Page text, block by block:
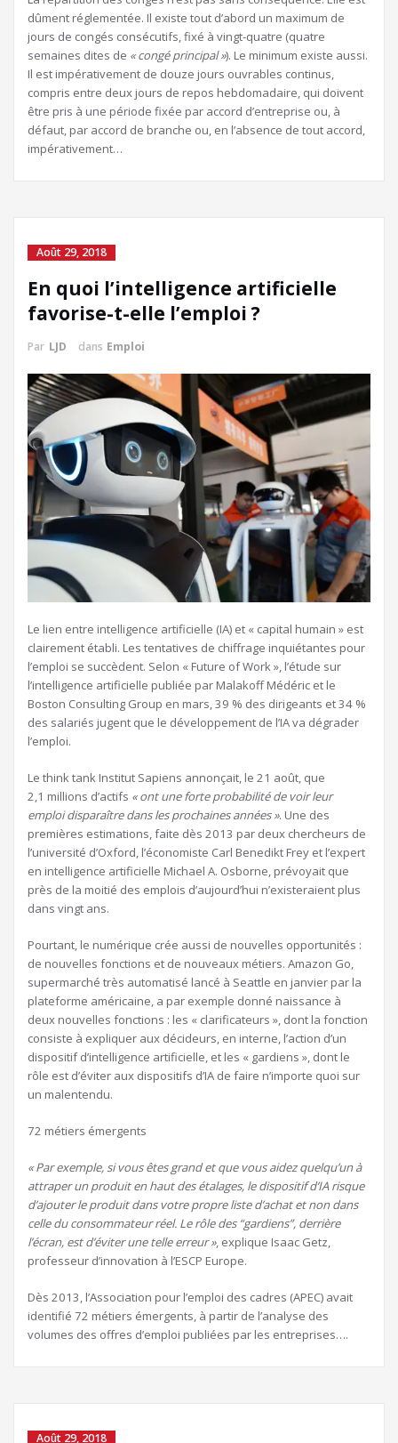
dûment réglementée. Il existe tout d’abord un maximum de
jours de congés consécutifs, fixé à vingt-quatre (quatre
semaines dites de « congé principal »). Le minimum existe aussi.
Il est impérativement de douze jours ouvrables continus,
compris entre deux jours de repos hebdomadaire, qui doivent
être pris à une période fixée par accord d’entreprise ou, à
défaut, par accord de branche ou, en l’absence de tout accord,
impérativement…
Août 29, 2018
En quoi l’intelligence artificielle
favorise-t-elle l’emploi ?
Par LJD dans Emploi
Le lien entre intelligence artificielle (IA) et « capital humain » est
clairement établi. Les tentatives de chiffrage inquiétantes pour
l’emploi se succèdent. Selon « Future of Work », l’étude sur
l’intelligence artificielle publiée par Malakoff Médéric et le
Boston Consulting Group en mars, 39 % des dirigeants et 34 %
des salariés jugent que le développement de l’IA va dégrader
l’emploi.
Le think tank Institut Sapiens annonçait, le 21 août, que
2,1 millions d’actifs « ont une forte probabilité de voir leur
emploi disparaître dans les prochaines années ». Une des
premières estimations, faite dès 2013 par deux chercheurs de
l’université d’Oxford, l’économiste Carl Benedikt Frey et l’expert
en intelligence artificielle Michael A. Osborne, prévoyait que
près de la moitié des emplois d’aujourd’hui n’existeraient plus
dans vingt ans.
Pourtant, le numérique crée aussi de nouvelles opportunités :
de nouvelles fonctions et de nouveaux métiers. Amazon Go,
supermarché très automatisé lancé à Seattle en janvier par la
plateforme américaine, a par exemple donné naissance à
deux nouvelles fonctions : les « clarificateurs », dont la fonction
consiste à expliquer aux décideurs, en interne, l’action d’un
dispositif d’intelligence artificielle, et les « gardiens », dont le
rôle est d’éviter aux dispositifs d’IA de faire n’importe quoi sur
un malentendu.
72 métiers émergents
« Par exemple, si vous êtes grand et que vous aidez quelqu’un à
attraper un produit en haut des étalages, le dispositif d’IA risque
d’ajouter le produit dans votre propre liste d’achat et non dans
celle du consommateur réel. Le rôle des “gardiens”, derrière
l’écran, est d’éviter une telle erreur », explique Isaac Getz,
professeur d’innovation à l’ESCP Europe.
Dès 2013, l’Association pour l’emploi des cadres (APEC) avait
identifié 72 métiers émergents, à partir de l’analyse des
volumes des offres d’emploi publiées par les entreprises….
Août 29, 2018